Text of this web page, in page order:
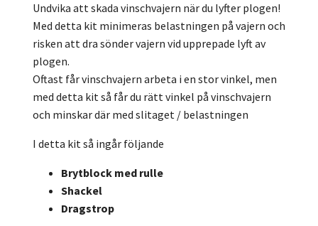
Undvika att skada vinschvajern när du lyfter plogen!
Med detta kit minimeras belastningen på vajern och
risken att dra sönder vajern vid upprepade lyft av
plogen.
Oftast får vinschvajern arbeta i en stor vinkel, men
med detta kit så får du rätt vinkel på vinschvajern
och minskar där med slitaget / belastningen
I detta kit så ingår följande
Brytblock med rulle
Shackel
Dragstrop